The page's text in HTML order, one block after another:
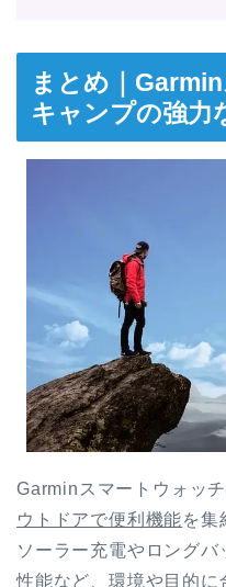
まとめ｜
キャンプの強力
Garminスマートウォッ
ウトドアで便利機能を集
ソーラー充電やロング
性能など、環境や目的に